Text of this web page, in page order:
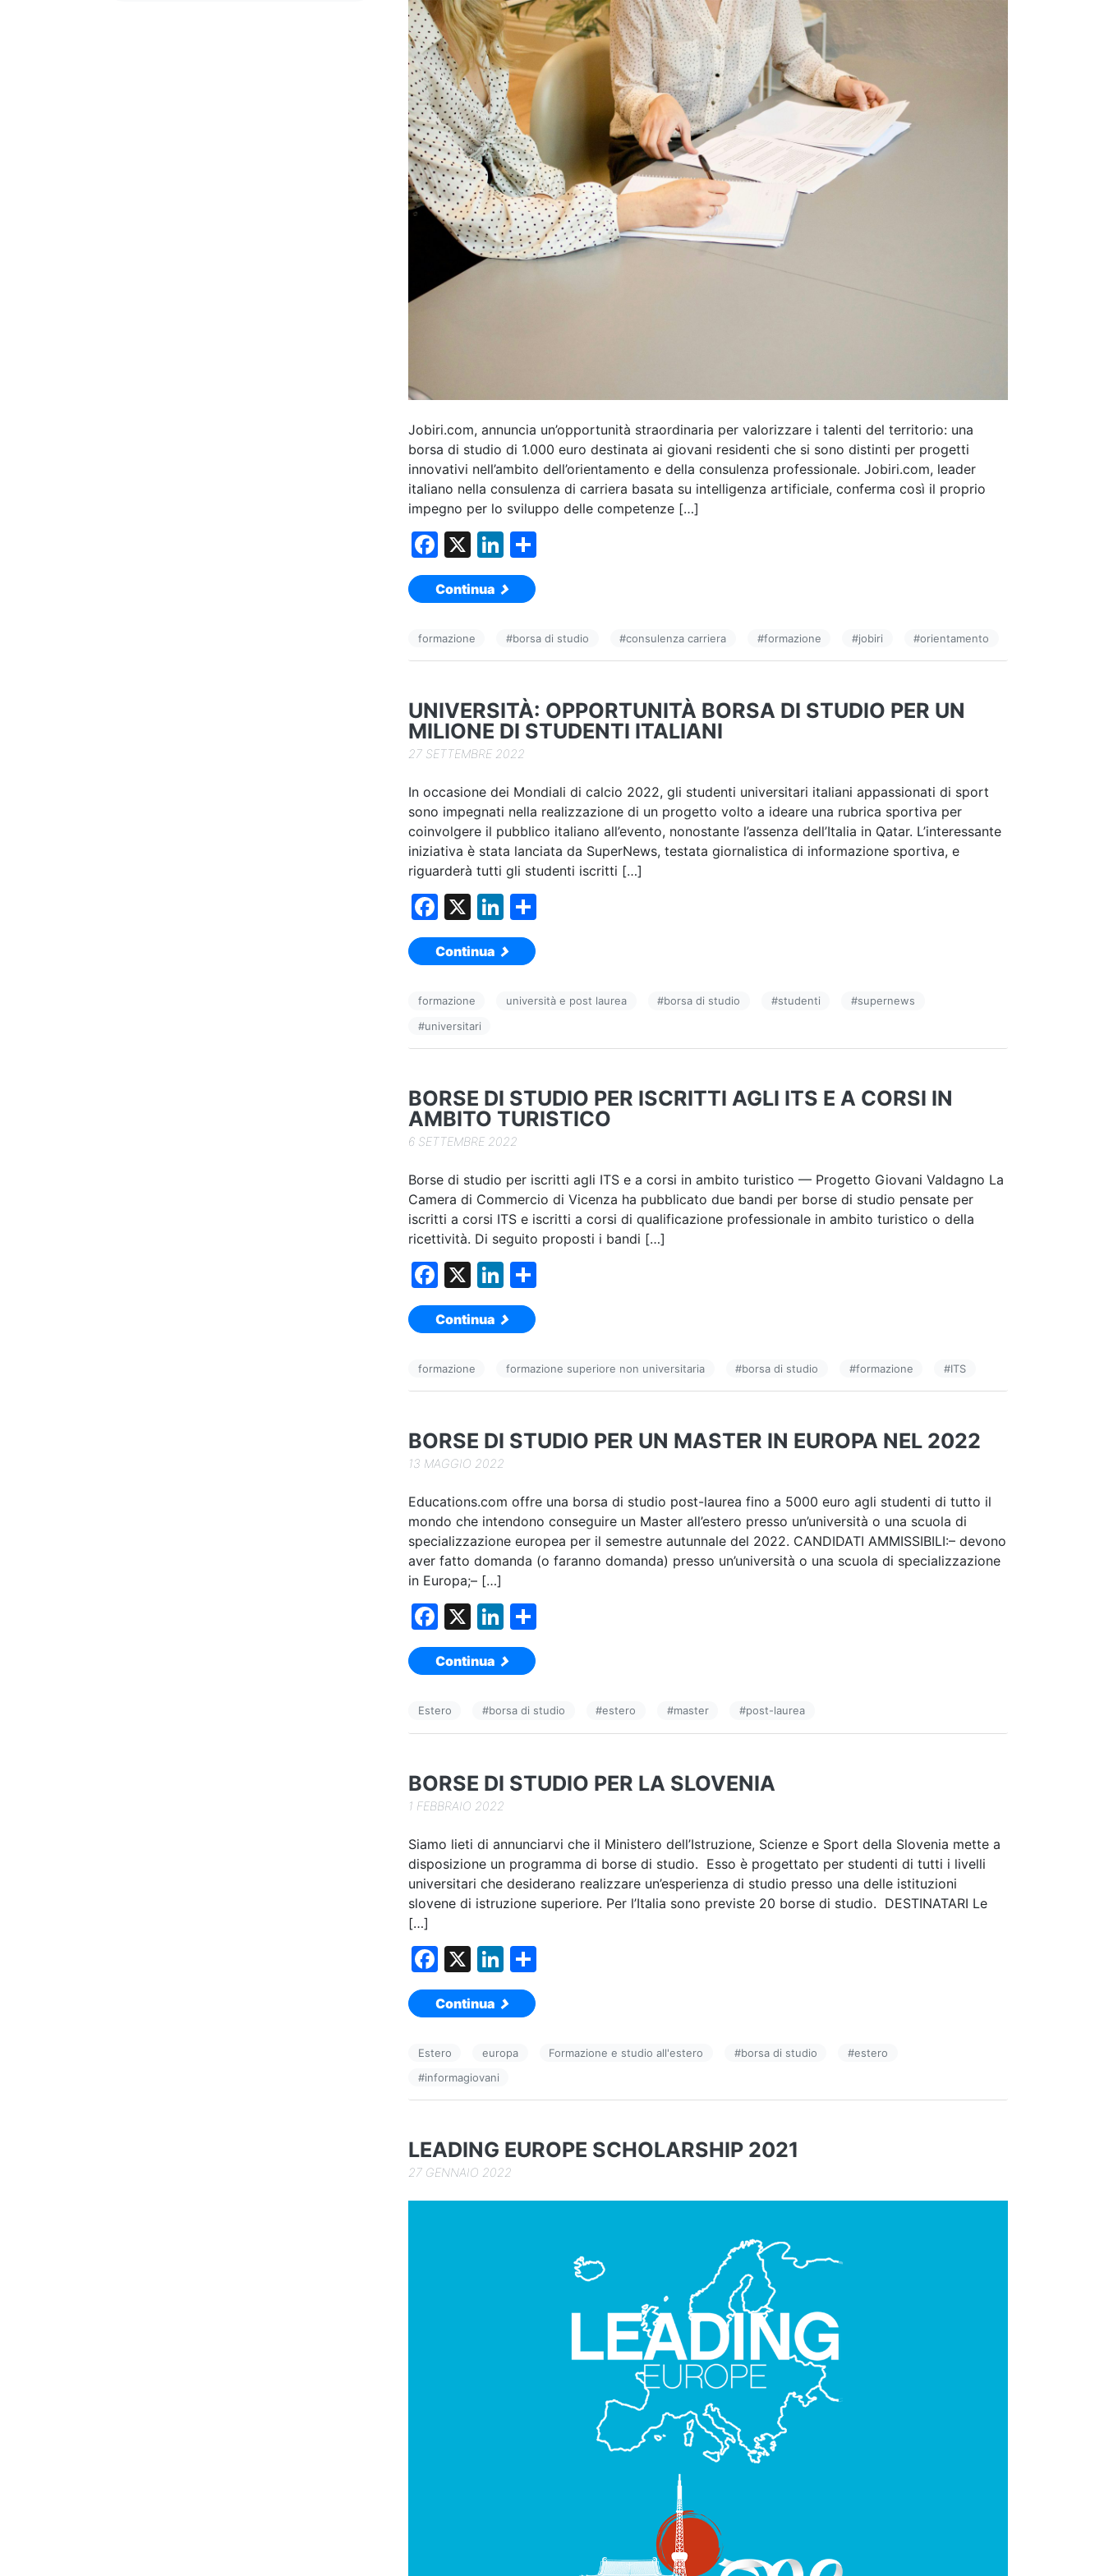
Jobiri.com, annuncia un’opportunità straordinaria per valorizzare i talenti del territorio: una
borsa di studio di 1.000 euro destinata ai giovani residenti che si sono distinti per progetti
innovativi nell’ambito dell’orientamento e della consulenza professionale. Jobiri.com, leader
italiano nella consulenza di carriera basata su intelligenza artificiale, conferma così il proprio
impegno per lo sviluppo delle competenze […]
F
a
c
b
o
k
X
Li
n
k
dI vi
Continua
formazione #borsa di studio #consulenza carriera #formazione #jobiri #orientamento
UNIVERSITÀ: OPPORTUNITÀ BORSA DI STUDIO PER UN
MILIONE DI STUDENTI ITALIANI
27 SETTEMBRE 2022
In occasione dei Mondiali di calcio 2022, gli studenti universitari italiani appassionati di sport
sono impegnati nella realizzazione di un progetto volto a ideare una rubrica sportiva per
coinvolgere il pubblico italiano all’evento, nonostante l’assenza dell’Italia in Qatar. L’interessante
iniziativa è stata lanciata da SuperNews, testata giornalistica di informazione sportiva, e
riguarderà tutti gli studenti iscritti […]
F
a
c
b
o
k
X
Li
n
k
dI vi
Continua
formazione università e post laurea #borsa di studio #studenti #supernews
#universitari
BORSE DI STUDIO PER ISCRITTI AGLI ITS E A CORSI IN
AMBITO TURISTICO
6 SETTEMBRE 2022
Borse di studio per iscritti agli ITS e a corsi in ambito turistico — Progetto Giovani Valdagno La
Camera di Commercio di Vicenza ha pubblicato due bandi per borse di studio pensate per
iscritti a corsi ITS e iscritti a corsi di qualificazione professionale in ambito turistico o della
ricettività. Di seguito proposti i bandi […]
F
a
c
b
o
k
X
Li
n
k
dI vi
Continua
formazione formazione superiore non universitaria #borsa di studio #formazione #ITS
BORSE DI STUDIO PER UN MASTER IN EUROPA NEL 2022
13 MAGGIO 2022
Educations.com offre una borsa di studio post-laurea fino a 5000 euro agli studenti di tutto il
mondo che intendono conseguire un Master all’estero presso un’università o una scuola di
specializzazione europea per il semestre autunnale del 2022. CANDIDATI AMMISSIBILI:– devono
aver fatto domanda (o faranno domanda) presso un’università o una scuola di specializzazione
in Europa;– […]
F
a
c
b
o
k
X
Li
n
k
dI vi
Continua
Estero #borsa di studio #estero #master #post-laurea
BORSE DI STUDIO PER LA SLOVENIA
1 FEBBRAIO 2022
Siamo lieti di annunciarvi che il Ministero dell’Istruzione, Scienze e Sport della Slovenia mette a
disposizione un programma di borse di studio. Esso è progettato per studenti di tutti i livelli
universitari che desiderano realizzare un’esperienza di studio presso una delle istituzioni
slovene di istruzione superiore. Per l’Italia sono previste 20 borse di studio. DESTINATARI Le
[…]
F
a
c
b
o
k
X
Li
n
k
dI
vi
Continua
Estero europa Formazione e studio all'estero #borsa di studio #estero
#informagiovani
LEADING EUROPE SCHOLARSHIP 2021
27 GENNAIO 2022